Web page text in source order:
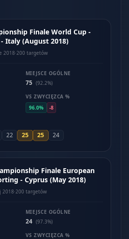
Finale World Cup -
Italy (August 2018)
2018·200 targetów
MIEJSCE OGÓLNE
75 (92.2%)
VS ZWYCIĘZCA %
96.0%
-8
22 25 25 24
Finale European
- Cyprus (May 2018)
2018·200 targetów
MIEJSCE OGÓLNE
24 (97.3%)
VS ZWYCIĘZCA %